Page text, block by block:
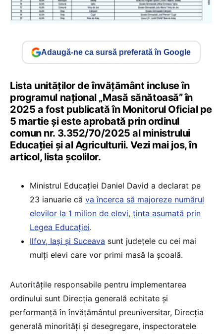
Adaugă-ne ca sursă preferată în Google
Lista unităților de învățământ incluse în
programul național „Masă sănătoasă” în
2025 a fost publicată în Monitorul Oficial pe
5 martie și este aprobată prin ordinul
comun nr. 3.352/70/2025 al ministrului
Educației și al Agriculturii. Vezi mai jos, în
articol, lista școlilor.
Ministrul Educației Daniel David a declarat pe
23 ianuarie că va încerca să majoreze numărul
elevilor la 1 milion de elevi, ținta asumată prin
Legea Educației.
Ilfov, Iași și Suceava sunt județele cu cei mai
mulți elevi care vor primi masă la școală.
Autoritățile responsabile pentru implementarea
ordinului sunt Direcția generală echitate și
performanță în învățământul preuniversitar, Direcția
generală minorități și desegregare, inspectoratele